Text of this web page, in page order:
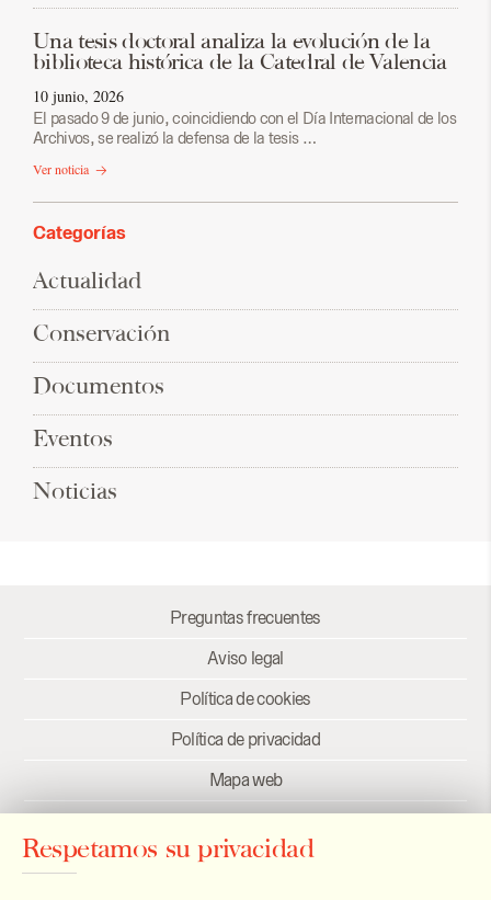
Una tesis doctoral analiza la evolución de la
biblioteca histórica de la Catedral de Valencia
10 junio, 2026
El pasado 9 de junio, coincidiendo con el Día Internacional de los
Archivos, se realizó la defensa de la tesis …
Ver noticia
Categorías
Actualidad
Conservación
Documentos
Eventos
Noticias
Preguntas frecuentes
Aviso legal
Política de cookies
Política de privacidad
Mapa web
Enlaces
Respetamos su privacidad